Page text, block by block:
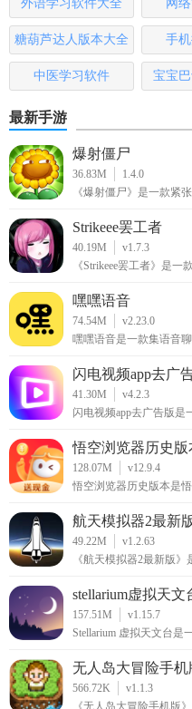
外语学习软件大全 网
糖葫芦达人版本大全 手
中医学习软件 宝宝
最新手游
爆射僵尸
36.83M
1.4.0
《爆射僵尸》是一款紧
Strikeee罢工者
40.19M
v1.7.3
《Strikeee罢工者》是一
嘿嘿语音
74.54M
v2.23.0
嘿嘿语音是一款集语音
闪电视频app去广
41.30M
v4.2.3
闪电视频app去广告版是
悟空浏览器历史版
128.07M
v12.9.4
悟空浏览器历史版本是
航天模拟器2最新
49.22M
v1.2.63
《航天模拟器2最新版》
stellarium虚拟天文
157.51M
v1.15.7
Stellarium 虚拟天文台是
无人岛大冒险手机
566.72K
v1.1.3
《无人岛大冒险手机版